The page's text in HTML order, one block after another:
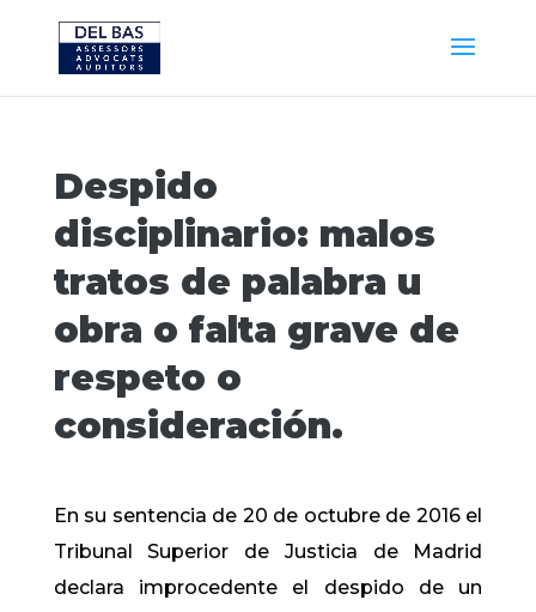
Despido
disciplinario: malos
tratos de palabra u
obra o falta grave de
respeto o
consideración.
En su sentencia de 20 de octubre de 2016 el
Tribunal Superior de Justicia de Madrid
declara improcedente el despido de un